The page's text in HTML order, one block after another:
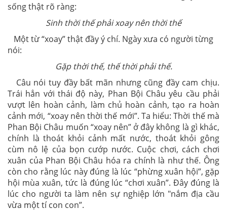
sống thật rõ ràng:
Sinh thời thế phải xoay nên thời thế
Một từ “xoay” thật đầy ý chí. Ngày xưa có người từng
nói:
Gặp thời thế, thế thời phải thế.
Câu nói tuy đầy bất mãn nhưng cũng đầy cam chịu.
Trái hẳn với thái độ này, Phan Bội Châu yêu cầu phải
vượt lên hoàn cảnh, làm chủ hoàn cảnh, tạo ra hoàn
cảnh mới, “xoay nên thời thế mới”. Ta hiểu: Thời thế mà
Phan Bội Châu muốn “xoay nên” ở đây không là gì khác,
chính là thoát khỏi cảnh mất nước, thoát khỏi gông
cùm nô lệ của bọn cướp nước. Cuộc chơi, cách chơi
xuân của Phan Bội Châu hóa ra chính là như thế. Ông
còn cho rằng lúc này đúng là lúc “phừng xuân hội”, gặp
hội mùa xuân, tức là đúng lúc “chơi xuân”. Đây đúng là
lúc cho người ta làm nên sự nghiệp lớn "nắm địa cầu
vừa một tí con con”.